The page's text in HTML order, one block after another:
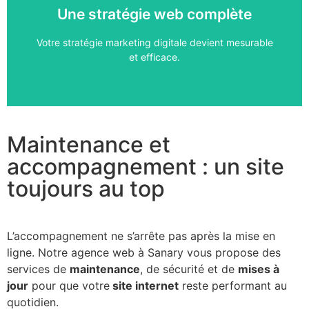
Une stratégie web complète
Votre stratégie marketing digitale devient mesurable
et efficace.
Rencontrons-nous
Échangeons sur votre projet
Maintenance et
accompagnement : un site
toujours au top
L’accompagnement ne s’arrête pas après la mise en
ligne. Notre agence web à Sanary vous propose des
services de maintenance, de sécurité et de mises à
jour pour que votre site internet reste performant au
quotidien.